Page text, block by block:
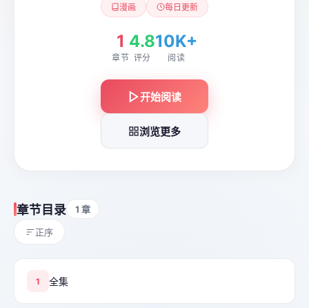
漫画 每日更新
1
章节
4.8
评分
10K+
阅读
开始阅读
浏览更多
章节目录 1 章
正序
1 全集